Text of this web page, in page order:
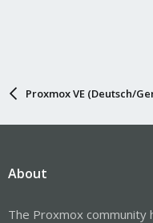
Proxmox VE (Deutsch/
About
The Proxmox community